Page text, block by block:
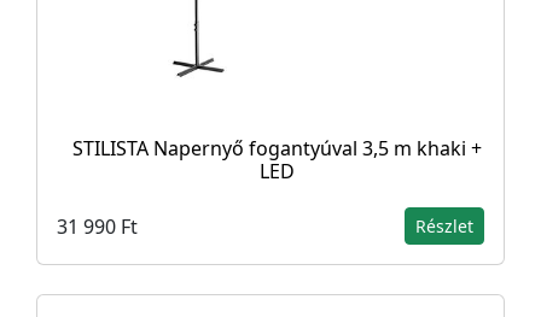
STILISTA Napernyő fogantyúval 3,5 m khaki +
LED
31 990 Ft Részlet